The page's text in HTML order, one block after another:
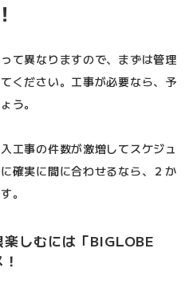
て異なりますので、まずは管理
ください。工事が必要なら、予
う。
工事の件数が激増してスケジュ
確実に間に合わせるなら、２か
。
しむには「BIGLOBE